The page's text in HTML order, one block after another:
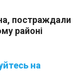
постраждали
районі